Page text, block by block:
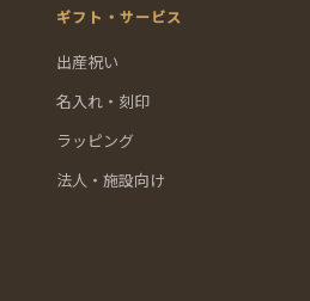
ギフト・サービス
出産祝い
名入れ・刻印
ラッピング
法人・施設向け